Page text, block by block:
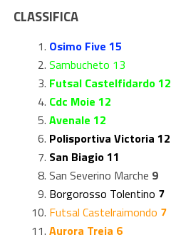
CLASSIFICA
Osimo Five 15
Sambucheto 13
Futsal Castelfidardo 12
Cdc Moie 12
Avenale 12
Polisportiva Victoria 12
San Biagio 11
San Severino Marche 9
Borgorosso Tolentino 7
Futsal Castelraimondo 7
Aurora Treia 6